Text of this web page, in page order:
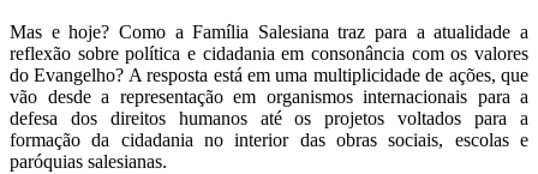
Mas e hoje? Como a Família Salesiana traz para a atualidade a
reflexão sobre política e cidadania em consonância com os valores
do Evangelho? A resposta está em uma multiplicidade de ações, que
vão desde a representação em organismos internacionais para a
defesa dos direitos humanos até os projetos voltados para a
formação da cidadania no interior das obras sociais, escolas e
paróquias salesianas.